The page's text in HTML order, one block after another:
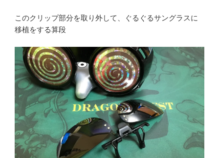
このクリップ部分を取り外して、ぐるぐるサングラスに
移植をする算段